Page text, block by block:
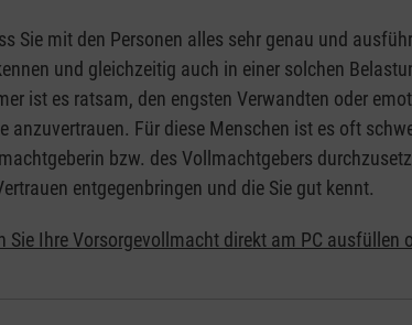
Sie mit den Personen alles sehr genau und
und gleichzeitig auch in einer solchen
ist es ratsam, den engsten Verwandten oder
anzuvertrauen. Für diese Menschen ist es oft
bzw. des Vollmachtgebers
entgegenbringen und die Sie gut kennt.
Sie Ihre Vorsorgevollmacht direkt am PC ausfüllen